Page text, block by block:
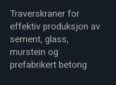
Traverskraner for
effektiv produksjon av
sement, glass,
murstein og
prefabrikert betong